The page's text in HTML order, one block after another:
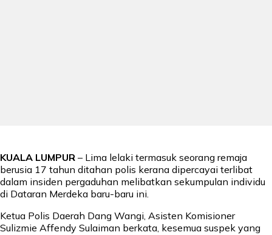
KUALA LUMPUR – Lima lelaki termasuk seorang remaja
berusia 17 tahun ditahan polis kerana dipercayai terlibat
dalam insiden pergaduhan melibatkan sekumpulan individu
di Dataran Merdeka baru-baru ini.
Ketua Polis Daerah Dang Wangi, Asisten Komisioner
Sulizmie Affendy Sulaiman berkata, kesemua suspek yang